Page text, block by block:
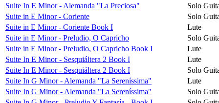
Suite In E Minor - Alemanda "La Preciosa"
Solo
Suite in E Minor - Coriente
Solo
Suite in E Minor - Coriente Book I
Lute
Suite in E Minor - Preludio, O Capricho
Solo
Suite in E Minor - Preludio, O Capricho Book I
Lute
Suite In E Minor - Sesquiáltera 2 Book I
Lute
Suite In E Minor - Sesquiáltera 2 Book I
Solo
Suite In G Minor - Alemanda "La Sereníssima"
Lute
Suite In G Minor - Alemanda "La Sereníssima"
Solo